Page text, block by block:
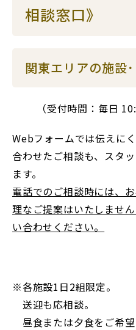
相談窓口》
関東エリアの施設
（受付時間：毎日
Webフォームでは伝えに
合わせたご相談も、スタ
ます。
電話でのご相談時には、
理なご提案はいたしませ
い合わせください。
※各施設1日2組限定。
送迎も応相談。
昼食または夕食をご希